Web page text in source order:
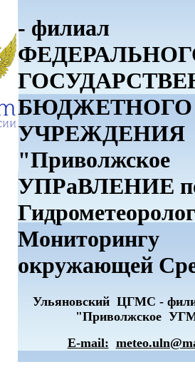
- филиал
БЮДЖЕТНОГО
УЧРЕЖДЕНИЯ
"Приволжское
УПРаВЛЕНИЕ
Мониторингу
окружающей
Ульяновский ЦГМС -
"Приволжское
E-mail: